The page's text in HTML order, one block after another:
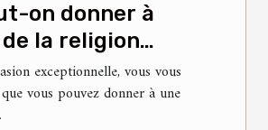
on donner à
la religion
pour lui faire
exceptionnelle, vous vous
vous pouvez donner à une